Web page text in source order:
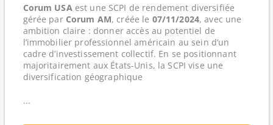
Corum USAest une SCPI de rendement diversifiée
gérée par Corum AM, créée le 07/11/2024, avec une
ambition claire : donner accès au potentiel de
l’immobilier professionnel américain au sein d’un
cadre d’investissement collectif. En se positionnant
majoritairement aux États-Unis, la SCPI vise une
diversification géographique
...